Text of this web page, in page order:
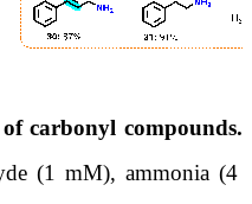
carbonyl compounds.
(1 mM), ammonia (4